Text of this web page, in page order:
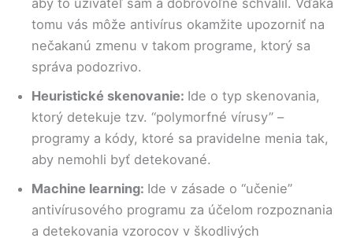
tomu vás môže antivírus okamžite upozorniť na
nečakanú zmenu v takom programe, ktorý sa
správa podozrivo.
Heuristické skenovanie: Ide o typ skenovania,
ktorý detekuje tzv. “polymorfné vírusy” –
programy a kódy, ktoré sa pravidelne menia tak,
aby nemohli byť detekované.
Machine learning: Ide v zásade o “učenie”
antivírusového programu za účelom rozpoznania
a detekovania vzorocov v škodlivých